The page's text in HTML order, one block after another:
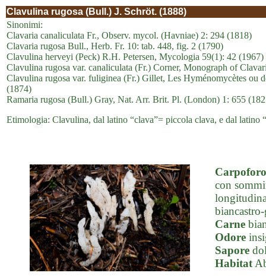
Clavulina rugosa (Bull.) J. Schröt. (1888)
Sinonimi:
Clavaria canaliculata Fr., Observ. mycol. (Havniae) 2: 294 (1818)
Clavaria rugosa Bull., Herb. Fr. 10: tab. 448, fig. 2 (1790)
Clavulina herveyi (Peck) R.H. Petersen, Mycologia 59(1): 42 (1967)
Clavulina rugosa var. canaliculata (Fr.) Corner, Monograph of
Clavulina rugosa var. fuliginea (Fr.) Gillet, Les Hyménomycètes ou
(1874)
Ramaria rugosa (Bull.) Gray, Nat. Arr. Brit. Pl. (London) 1: 655
Etimologia: Clavulina, dal latino “clava”= piccola clava, e dal latino
Carpoforo
con
Carne
Odore
Sapore
Habitat